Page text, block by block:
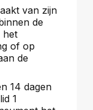
van zijn
de
het
of op
de
14 dagen
1